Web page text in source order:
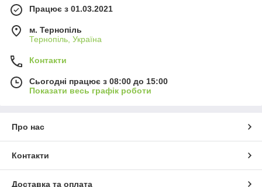
Працює з 01.03.2021
м. Тернопіль
Тернопіль, Україна
Контакти
Сьогодні працює з 08:00 до 15:00
Показати весь графік роботи
Про нас
Контакти
Доставка та оплата